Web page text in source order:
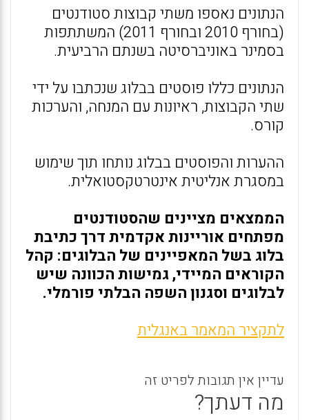
הנתונים נאספו משתי קבוצות סטודנטים
(בחורף 2010 ובחורף 2011) המשתתפות
בסמינר באוניברסיטה בשנתם הרביעית.
הנתונים כללו פוסטים בבלוג שנכתבו על ידי
שתי הקבוצות, ראיונות עם המנחה, והערכות
קורס.
ההערות והפוסטים בבלוג נותחו תוך שימוש
במסגרת אנליטית אינטרטקסטואלית.
הממצאים מציינים שהסטודנטים
מפתחים אוריינות אקדמית דרך כתיבת
בלוג בשל המאפיינים של הבלוגים: קהל
הקוראים המיידי, גמישות הכוונה שיש
לבלוגים וסגנון השפה הבלתי פורמלי.
לתקציר המאמר באנגלית
עדיין אין תגובות לפריט זה
מה דעתך?